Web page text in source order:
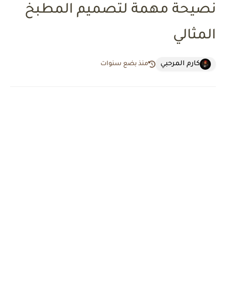
نصيحة مهمة لتصميم المطبخ
المثالي
كارم المرحبي منذ بضع سنوات